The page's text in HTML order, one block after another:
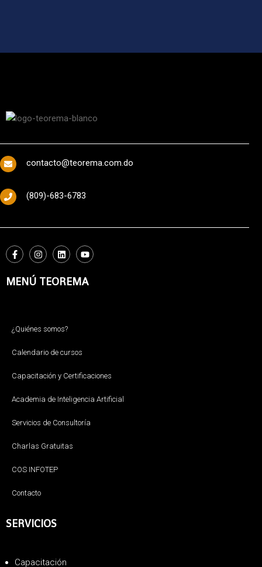
contacto@teorema.com.do
(809)-683-6783
MENÚ TEOREMA
¿Quiénes somos?
Calendario de cursos
Capacitación y Certificaciones
Academia de Inteligencia Artificial
Servicios de Consultoría
Charlas Gratuitas
COS INFOTEP
Contacto
SERVICIOS
Capacitación